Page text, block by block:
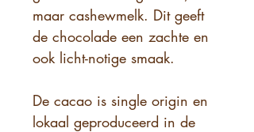
maar cashewmelk. Dit geeft
de chocolade een zachte en
ook licht-notige smaak.
De cacao is single origin en
lokaal geproduceerd in de